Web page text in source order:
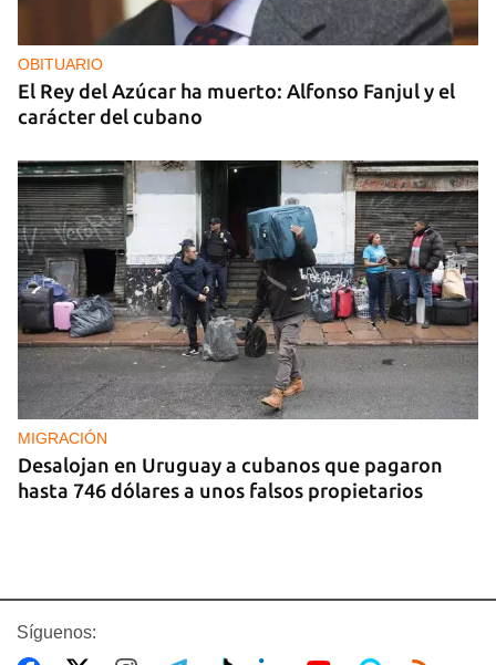
OBITUARIO
El Rey del Azúcar ha muerto: Alfonso Fanjul y el
carácter del cubano
MIGRACIÓN
Desalojan en Uruguay a cubanos que pagaron
hasta 746 dólares a unos falsos propietarios
Síguenos: